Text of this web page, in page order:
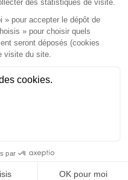
: 05 57 51 73 64
piola-avocat.fr
Mentions légales